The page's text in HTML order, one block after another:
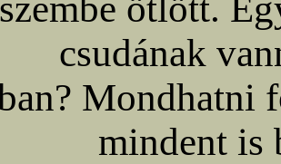
ötlött.
csudának
Mondhatni
mindent is